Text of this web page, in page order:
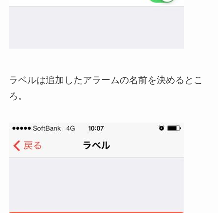
ラベルは追加したアラームの名前を決めるとこ
ろ。